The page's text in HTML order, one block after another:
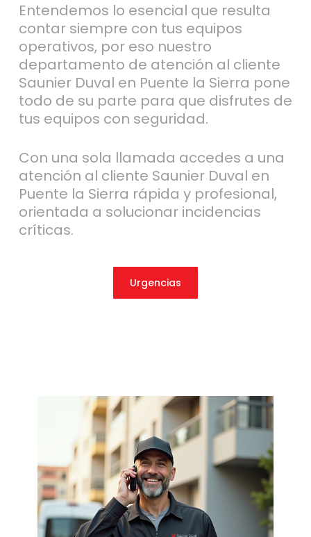
Entendemos lo esencial que resulta
contar siempre con tus equipos
operativos, por eso nuestro
departamento de atención al cliente
Saunier Duval en Puente la Sierra pone
todo de su parte para que disfrutes de
tus equipos con seguridad.
Con una sola llamada accedes a una
atención al cliente Saunier Duval en
Puente la Sierra rápida y profesional,
orientada a solucionar incidencias
críticas.
Urgencias